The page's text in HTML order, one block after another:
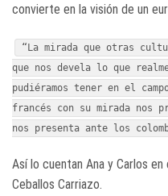
convierte en la visión de un
“La mirada que otras
que nos devela lo que
pudiéramos tener en el
francés con su mirada nos
nos presenta ante los
Así lo cuentan Ana y Carlos
Ceballos Carriazo.